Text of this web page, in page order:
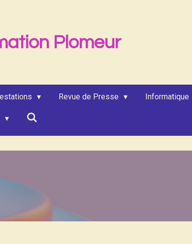
Plomeur
Revue de Presse Informatique